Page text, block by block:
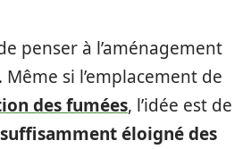
penser à l’aménagement
si l’emplacement de
des fumées, l’idée est de
suffisamment éloigné des